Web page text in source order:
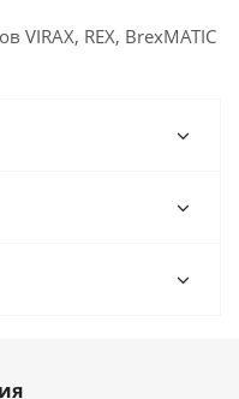
VIRAX, REX, BrexMATIC